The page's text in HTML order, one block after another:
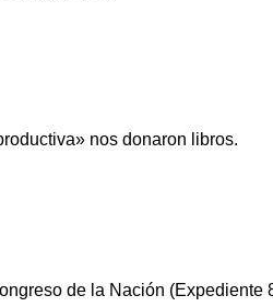
nos donaron libros.
de la Nación (Expediente